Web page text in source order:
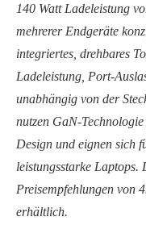
140 Watt Ladeleistung
mehrerer Endgeräte
integriertes, drehbares
Ladeleistung, Port-
unabhängig von der
nutzen GaN-
Design und eignen sich
leistungsstarke
Preisempfehlungen von
erhältlich.